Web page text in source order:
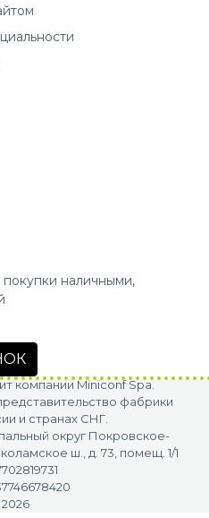
наличными,
компании Miniconf Spa.
фабрики
и странах СНГ.
округ Покровское-
ш., д. 73, помещ. 1/1